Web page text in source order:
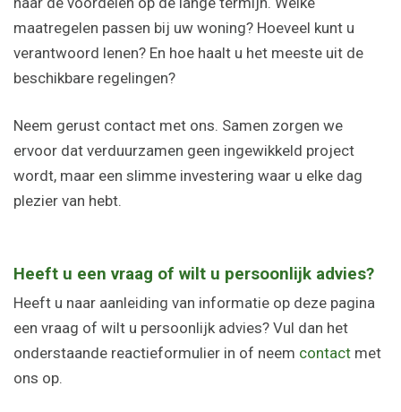
maatregelen passen bij uw woning? Hoeveel kunt u
verantwoord lenen? En hoe haalt u het meeste uit de
beschikbare regelingen?
Neem gerust contact met ons. Samen zorgen we
ervoor dat verduurzamen geen ingewikkeld project
wordt, maar een slimme investering waar u elke dag
plezier van hebt.
Heeft u een vraag of wilt u persoonlijk advies?
Heeft u naar aanleiding van informatie op deze pagina
een vraag of wilt u persoonlijk advies? Vul dan het
onderstaande reactieformulier in of neem contact met
ons op.